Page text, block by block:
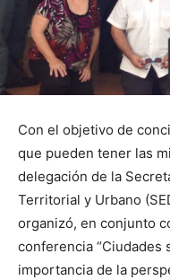
Con el objetivo de
que pueden tener las
delegación de la
Territorial y Urbano
organizó, en conjunto
conferencia “Ciudades
importancia de la